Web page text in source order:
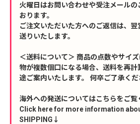
火曜日はお問い合わせや受注メール
おります。
ご注文いただいた方へのご返信は、
送りいたします。
＜送料について＞ 商品の点数やサイ
物が複数個口になる場合、送料を再計
途ご案内いたします。 何卒ご了承くだ
海外への発送についてはこちらをご
Click here for more information
SHIPPING↓